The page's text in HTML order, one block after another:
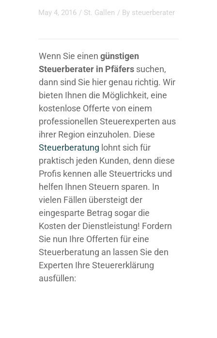
May 4, 2016 / St. Gallen / By steuerberater
Wenn Sie einen günstigen
Steuerberater in Pfäfers suchen,
dann sind Sie hier genau richtig. Wir
bieten Ihnen die Möglichkeit, eine
kostenlose Offerte von einem
professionellen Steuerexperten aus
ihrer Region einzuholen. Diese
Steuerberatung lohnt sich für
praktisch jeden Kunden, denn diese
Profis kennen alle Steuertricks und
helfen Ihnen Steuern sparen. In
vielen Fällen übersteigt der
eingesparte Betrag sogar die
Kosten der Dienstleistung! Fordern
Sie nun Ihre Offerten für eine
Steuerberatung an lassen Sie den
Experten Ihre Steuererklärung
ausfüllen: